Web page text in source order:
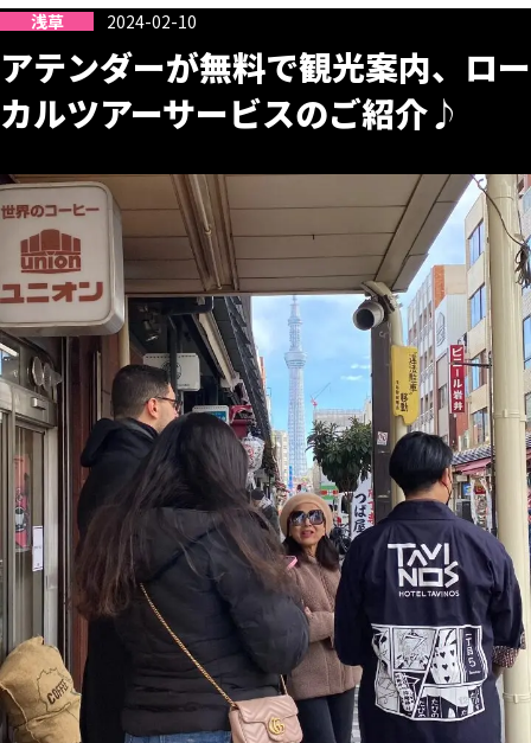
浅草 2024-02-10
アテンダーが無料で観光案内、ロー
カルツアーサービスのご紹介♪